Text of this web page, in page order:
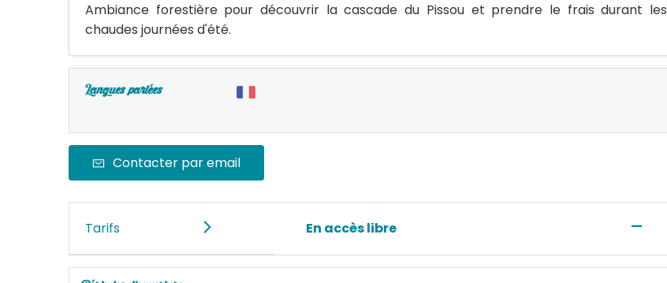
Ambiance forestière pour découvrir la cascade du Pissou et prendre le frais durant les
chaudes journées d'été.
Langues parlées
Contacter par email
Tarifs En accès libre —